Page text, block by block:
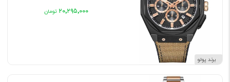
برند پولو
۲۰٬۲۹۵٬۰۰۰